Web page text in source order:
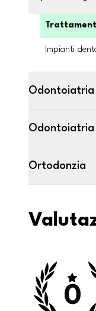
Impianti
Odontoiatria
Odontoiatria
Ortodonzia
0